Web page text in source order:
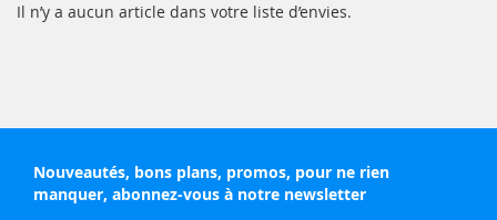
Il n’y a aucun article dans votre liste d’envies.
Nouveautés, bons plans, promos, pour ne rien
manquer, abonnez-vous à notre newsletter